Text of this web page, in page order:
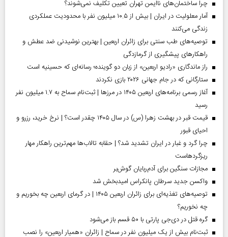
چرا ساختمان‌های ناایمن تهران تعیین تکلیف نمی‌شوند؟
آمار معلولیت در ایران | بیش از ۱۰.۵ میلیون نفر با محدودیت عملکردی
زندگی می‌کنند
توصیه‌های طب سنتی برای زائران اربعین | بهترین نوشیدنی ضد عطش و
راهکارهای پیشگیری از گرمازدگی
راز ماندگاری «رادیو اربعین» از زبان دو گوینده؛ رسانه‌ای که حسینیه است
ستارگانی که در جام جهانی ۲۰۲۶ بازی نکردند
آغاز رسمی برنامه‌های اربعین ۱۴۰۵ در مرز‌ها | ثبت‌نام سماح به ۱.۷ میلیون نفر
رسید
قیمت قبر در بهشت زهرا (س) در سال ۱۴۰۵ چقدر است؟ | نرخ خرید، رزرو و
احیای قبور
چرا گرد و غبار در ایران تشدید شد؟ | حقابه تالاب‌ها مهم‌ترین راهکار مهار
ریزگردهاست
مجازات سنگین برای آدم‌ربایان گوش‌بر
واکسن جدید سرطان پانکراس امیدبخش شد
توصیه‌های تغذیه‌ای برای زائران اربعین ۱۴۰۵ | در گرمای اربعین چه بخوریم و
چه نخوریم؟
گره قتل در دی‌جی پارتی با ۵۰ قسم باز می‌شود
ثبت‌نام بیش از یک میلیون نفر در سماح | زائران «همیار اربعین» را نصب